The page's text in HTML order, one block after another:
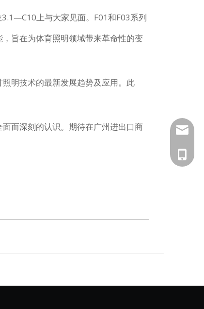
上与大家见面。F01和F03系列
旨在为体育照明领域带来革命性的变
明技术的最新发展趋势及应用。此
而深刻的认识。期待在广州进出口商